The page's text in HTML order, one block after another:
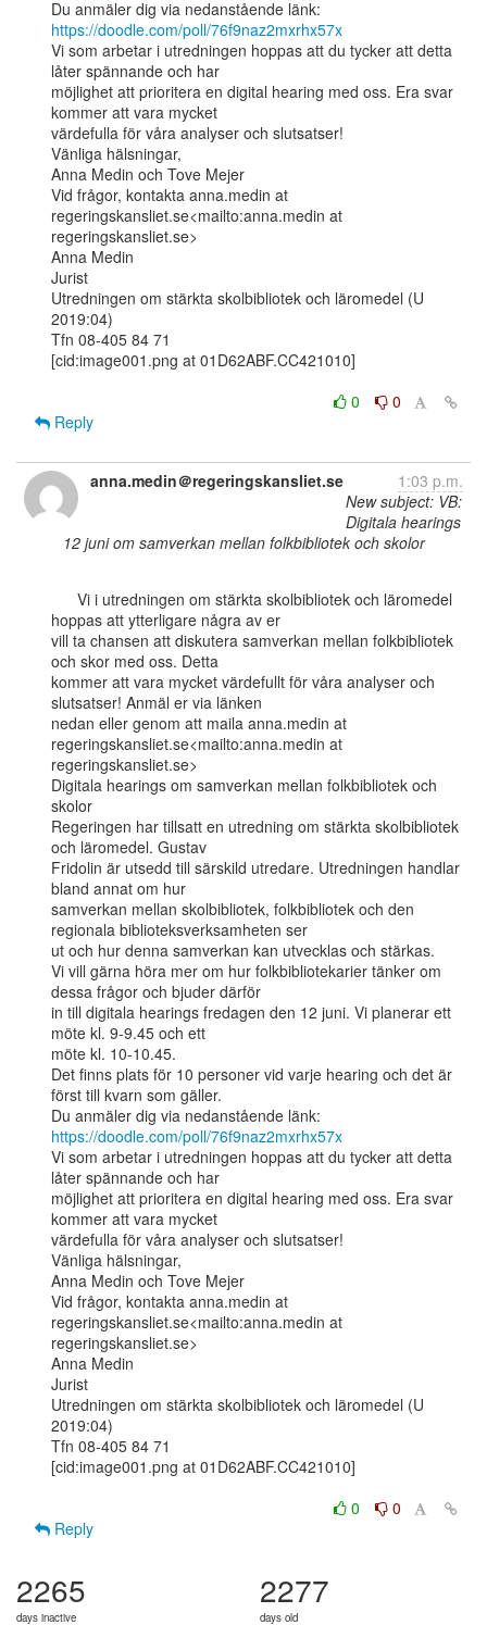
https://doodle.com/poll/76f9naz2mxrhx57x
Vi som arbetar i utredningen hoppas att du tycker att detta
låter spännande och har
möjlighet att prioritera en digital hearing med oss. Era svar
kommer att vara mycket
värdefulla för våra analyser och slutsatser!
Vänliga hälsningar,
Anna Medin och Tove Mejer
Vid frågor, kontakta anna.medin at
regeringskansliet.se<mailto:anna.medin at
regeringskansliet.se>
Anna Medin
Jurist
Utredningen om stärkta skolbibliotek och läromedel (U
2019:04)
Tfn 08-405 84 71
[cid:image001.png at 01D62ABF.CC421010]
0
0
Reply
anna.medin＠regeringskansliet.se
1:03 p.m.
New subject: VB:
Digitala hearings
12 juni om samverkan mellan folkbibliotek och skolor
hoppas att ytterligare några av er
vill ta chansen att diskutera samverkan mellan folkbibliotek
och skor med oss. Detta
kommer att vara mycket värdefullt för våra analyser och
slutsatser! Anmäl er via länken
nedan eller genom att maila anna.medin at
regeringskansliet.se<mailto:anna.medin at
regeringskansliet.se>
Digitala hearings om samverkan mellan folkbibliotek och
skolor
Regeringen har tillsatt en utredning om stärkta skolbibliotek
och läromedel. Gustav
Fridolin är utsedd till särskild utredare. Utredningen handlar
bland annat om hur
samverkan mellan skolbibliotek, folkbibliotek och den
regionala biblioteksverksamheten ser
ut och hur denna samverkan kan utvecklas och stärkas.
Vi vill gärna höra mer om hur folkbibliotekarier tänker om
dessa frågor och bjuder därför
in till digitala hearings fredagen den 12 juni. Vi planerar ett
möte kl. 9-9.45 och ett
möte kl. 10-10.45.
Det finns plats för 10 personer vid varje hearing och det är
först till kvarn som gäller.
https://doodle.com/poll/76f9naz2mxrhx57x
Vi som arbetar i utredningen hoppas att du tycker att detta
låter spännande och har
möjlighet att prioritera en digital hearing med oss. Era svar
kommer att vara mycket
värdefulla för våra analyser och slutsatser!
Vänliga hälsningar,
Anna Medin och Tove Mejer
Vid frågor, kontakta anna.medin at
regeringskansliet.se<mailto:anna.medin at
regeringskansliet.se>
Anna Medin
Jurist
Utredningen om stärkta skolbibliotek och läromedel (U
2019:04)
Tfn 08-405 84 71
[cid:image001.png at 01D62ABF.CC421010]
0
0
Reply
2265
days inactive
2277
days old